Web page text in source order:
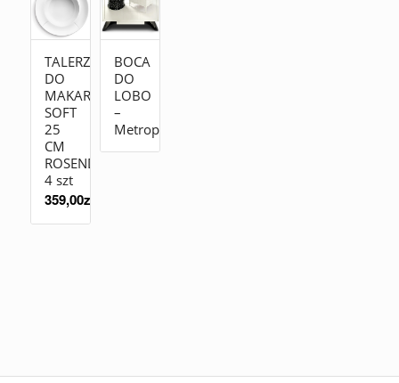
TALERZ
DO
MAKARONU
SOFT
25
CM
ROSENDAHL
4 szt
359,00zł
BOCA
DO
LOBO
–
Metropolitan